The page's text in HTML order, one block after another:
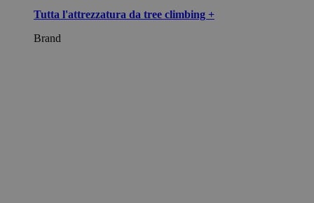
Tutta l'attrezzatura da tree climbing +
Brand